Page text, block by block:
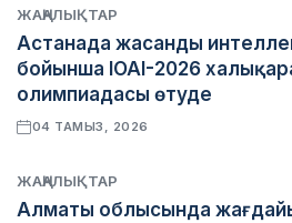
ЖАҢАЛЫҚТАР
Астанада жасанды
бойынша IOAI-2026
олимпиадасы өтуде
04 ТАМЫЗ, 2026
ЖАҢАЛЫҚТАР
Алматы облысында